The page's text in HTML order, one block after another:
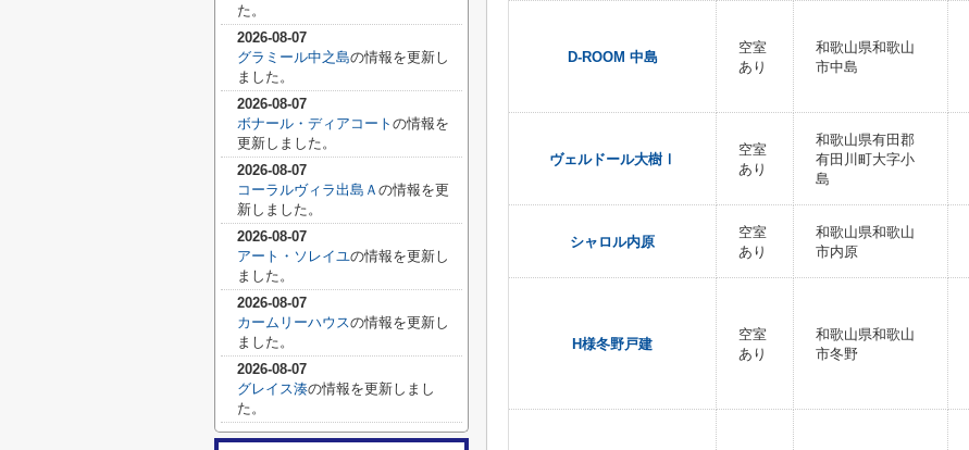
D-ROOM 中島
空室
あり
和歌山県和歌山
市中島
ヴェルドール大樹Ⅰ
空室
あり
和歌山県有田郡
有田川町大字小
島
シャロル内原
空室
あり
和歌山県和歌山
市内原
H様冬野戸建
空室
あり
和歌山県和歌山
市冬野
た。
2026-08-07
グラミール中之島の情報を更新し
ました。
2026-08-07
ボナール・ディアコート の情報を
更新しました。
2026-08-07
コーラルヴィラ出島Ａ の情報を更
新しました。
2026-08-07
アート・ソレイユの情報を更新し
ました。
2026-08-07
カームリーハウスの情報を更新し
ました。
2026-08-07
グレイス湊の情報を更新しまし
た。